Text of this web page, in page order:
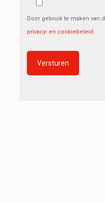
Door gebruik te maken van
privacy- en cookiebeleid